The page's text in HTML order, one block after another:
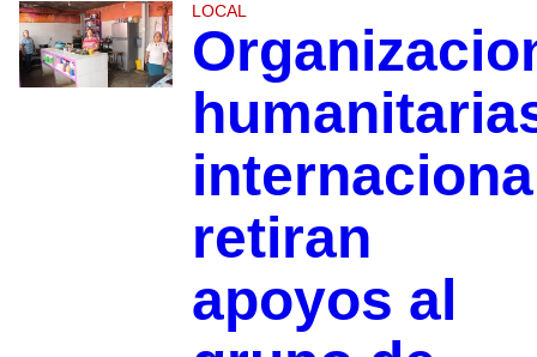
LOCAL
retiran
apoyos al